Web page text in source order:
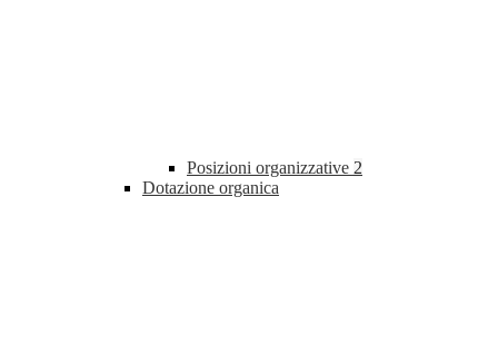
Posizioni organizzative 2
Dotazione organica